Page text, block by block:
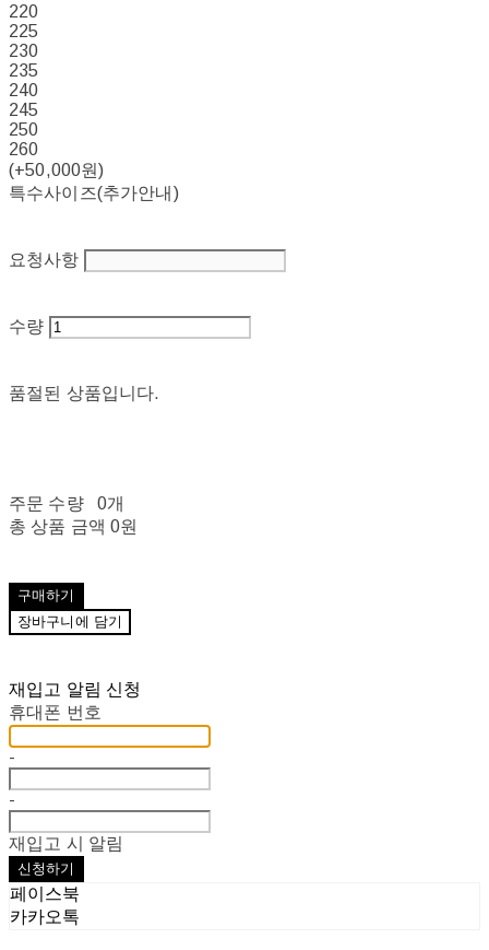
220
225
230
235
240
245
250
260
(+50,000원)
특수사이즈(추가안내)
요청사항
수량
품절된 상품입니다.
주문 수량
0개
총 상품 금액 0원
구매하기
장바구니에 담기
재입고 알림 신청
휴대폰 번호
-
-
재입고 시 알림
신청하기
페이스북
카카오톡